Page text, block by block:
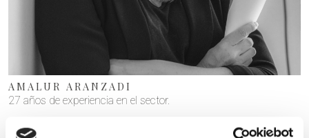
AMALUR ARANZADI
27 años de experiencia en el sector.